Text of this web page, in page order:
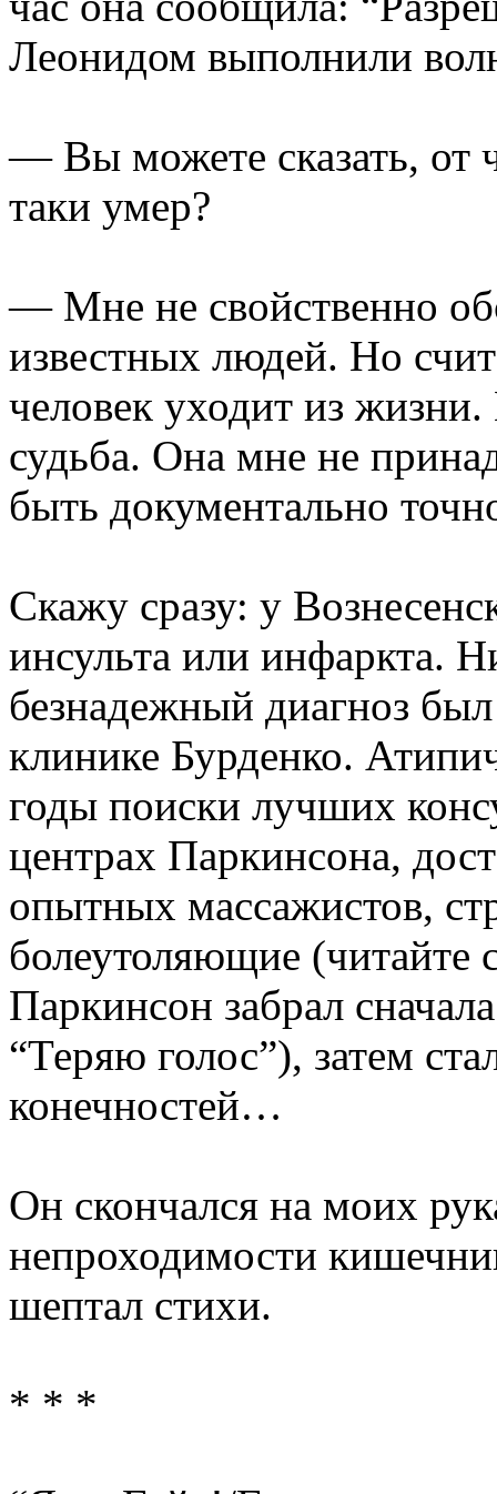
Леонидом выполнили
— Вы можете сказать, от
таки умер?
— Мне не свойственно
известных людей. Но
человек уходит из
судьба. Она мне не
быть документально
Скажу сразу: у
инсульта или инфаркта.
безнадежный диагноз
клинике Бурденко.
годы поиски лучших
центрах Паркинсона,
опытных массажистов,
болеутоляющие (читайте
Паркинсон забрал
“Теряю голос”), затем
конечностей…
Он скончался на моих
непроходимости
шептал стихи.
* * *